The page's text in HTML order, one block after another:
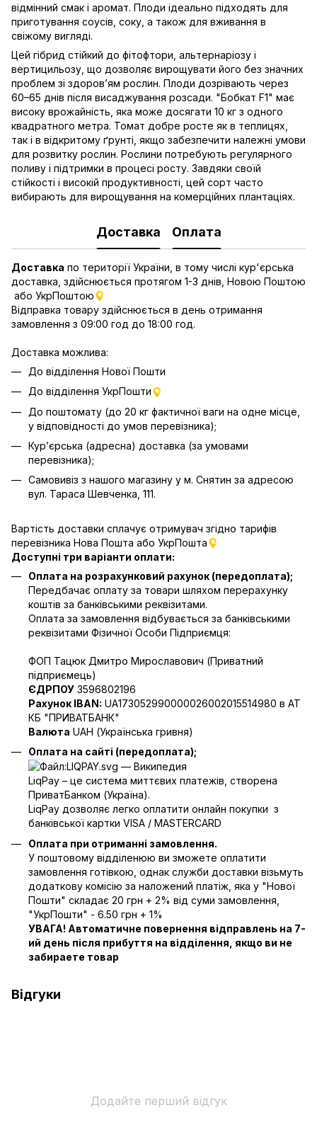
відмінний смак і аромат. Плоди ідеально підходять для
приготування соусів, соку, а також для вживання в
свіжому вигляді.
Цей гібрид стійкий до фітофтори, альтернаріозу і
вертицильозу, що дозволяє вирощувати його без значних
проблем зі здоров’ям рослин. Плоди дозрівають через
60–65 днів після висаджування розсади. "Бобкат F1" має
високу врожайність, яка може досягати 10 кг з одного
квадратного метра. Томат добре росте як в теплицях,
так і в відкритому ґрунті, якщо забезпечити належні умови
для розвитку рослин. Рослини потребують регулярного
поливу і підтримки в процесі росту. Завдяки своїй
стійкості і високій продуктивності, цей сорт часто
вибирають для вирощування на комерційних плантаціях.
Доставка Оплата
Доставка по території України, в тому числі кур'єрська
доставка, здійснюється протягом 1-3 днів, Новою Поштою
або УкрПоштою
Відправка товару здійснюється в день отримання
замовлення з 09:00 год до 18:00 год.
Доставка можлива:
До відділення Нової Пошти
До відділення УкрПошти
До поштомату (до 20 кг фактичної ваги на одне місце,
у відповідності до умов перевізника);
Кур’єрська (адресна) доставка (за умовами
перевізника);
Самовивіз з нашого магазину у м. Снятин за адресою
вул. Тараса Шевченка, 111.
Вартість доставки сплачує отримувач згідно тарифів
перевізника Нова Пошта або УкрПошта
Доступні три варіанти оплати:
Оплата на розрахунковий рахунок (передоплата);
Передбачає оплату за товари шляхом перерахунку
коштів за банківськими реквізитами.
Оплата за замовлення відбувається за банківськими
реквізитами Фізичної Особи Підприємця:
ФОП Тацюк Дмитро Мирославович (Приватний
пiдприємець)
ЄДРПОУ 3596802196
Рахунок IBAN: UA173052990000026002015514980 в АТ
КБ "ПРИВАТБАНК"
Валюта UAH (Українська гривня)
Оплата на сайті (передоплата);
LiqPay – це система миттєвих платежів, створена
ПриватБанком (Україна).
LiqPay дозволяє легко оплатити онлайн покупки з
банківської картки VISA / MASTERCARD
Оплата при отриманні замовлення.
У поштовому відділенюю ви зможете оплатити
замовлення готівкою, однак служби доставки візьмуть
додаткову комісію за наложений платіж, яка у "Нової
Пошти" складає 20 грн + 2% від суми замовлення,
"УкрПошти" - 6.50 грн + 1%
УВАГА! Автоматичне повернення відправлень на 7-
ий день після прибуття на відділення, якщо ви не
забираете товар
Відгуки
Додайте перший відгук